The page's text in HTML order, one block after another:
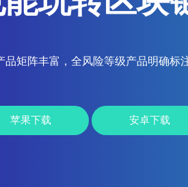
品矩阵丰富，全风险等级产品明确标
苹果下载 安卓下载